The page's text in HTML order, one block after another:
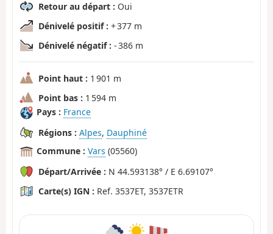
Retour au départ : Oui
Dénivelé positif : + 377 m
Dénivelé négatif : - 386 m
Point haut : 1 901 m
Point bas : 1 594 m
Pays : France
Régions : Alpes, Dauphiné
Commune : Vars (05560)
Départ/Arrivée : N 44.593138° / E 6.69107°
Carte(s) IGN : Ref. 3537ET, 3537ETR